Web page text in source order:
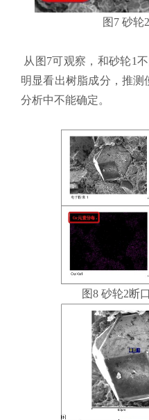
图7 砂轮
从图7可观察，和砂轮1
明显看出树脂成分，推测
分析中不能确定。
图8 砂轮2断